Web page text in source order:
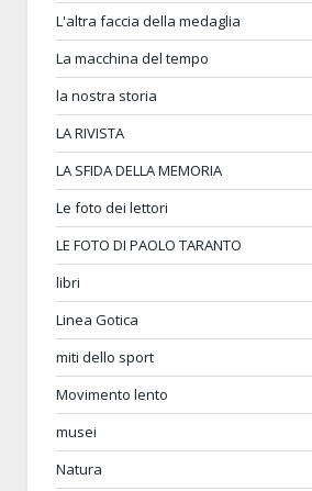
L'altra faccia della medaglia
La macchina del tempo
la nostra storia
LA RIVISTA
LA SFIDA DELLA MEMORIA
Le foto dei lettori
LE FOTO DI PAOLO TARANTO
libri
Linea Gotica
miti dello sport
Movimento lento
musei
Natura